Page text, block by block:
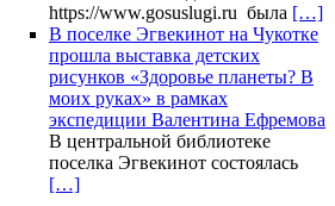
https://www.gosuslugi.ru была […]
В поселке Эгвекинот на Чукотке
прошла выставка детских
рисунков «Здоровье планеты? В
моих руках» в рамках
экспедиции Валентина Ефремова
В центральной библиотеке
поселка Эгвекинот состоялась
[…]